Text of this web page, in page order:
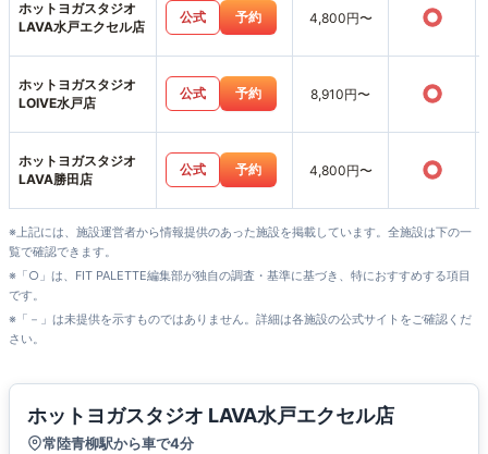
ホットヨガスタジオ
LAVA水戸エクセル店
公式 予約 4,800円〜 ○
ホットヨガスタジオ
LOIVE水戸店
公式 予約 8,910円〜 ○
ホットヨガスタジオ
LAVA勝田店
公式 予約 4,800円〜 ○
※上記には、施設運営者から情報提供のあった施設を掲載しています。全施設は下の一
覧で確認できます。
※「○」は、FIT PALETTE編集部が独自の調査・基準に基づき、特におすすめする項目
です。
※「－」は未提供を示すものではありません。詳細は各施設の公式サイトをご確認くだ
さい。
ホットヨガスタジオ LAVA水戸エクセル店
常陸青柳駅から車で4分